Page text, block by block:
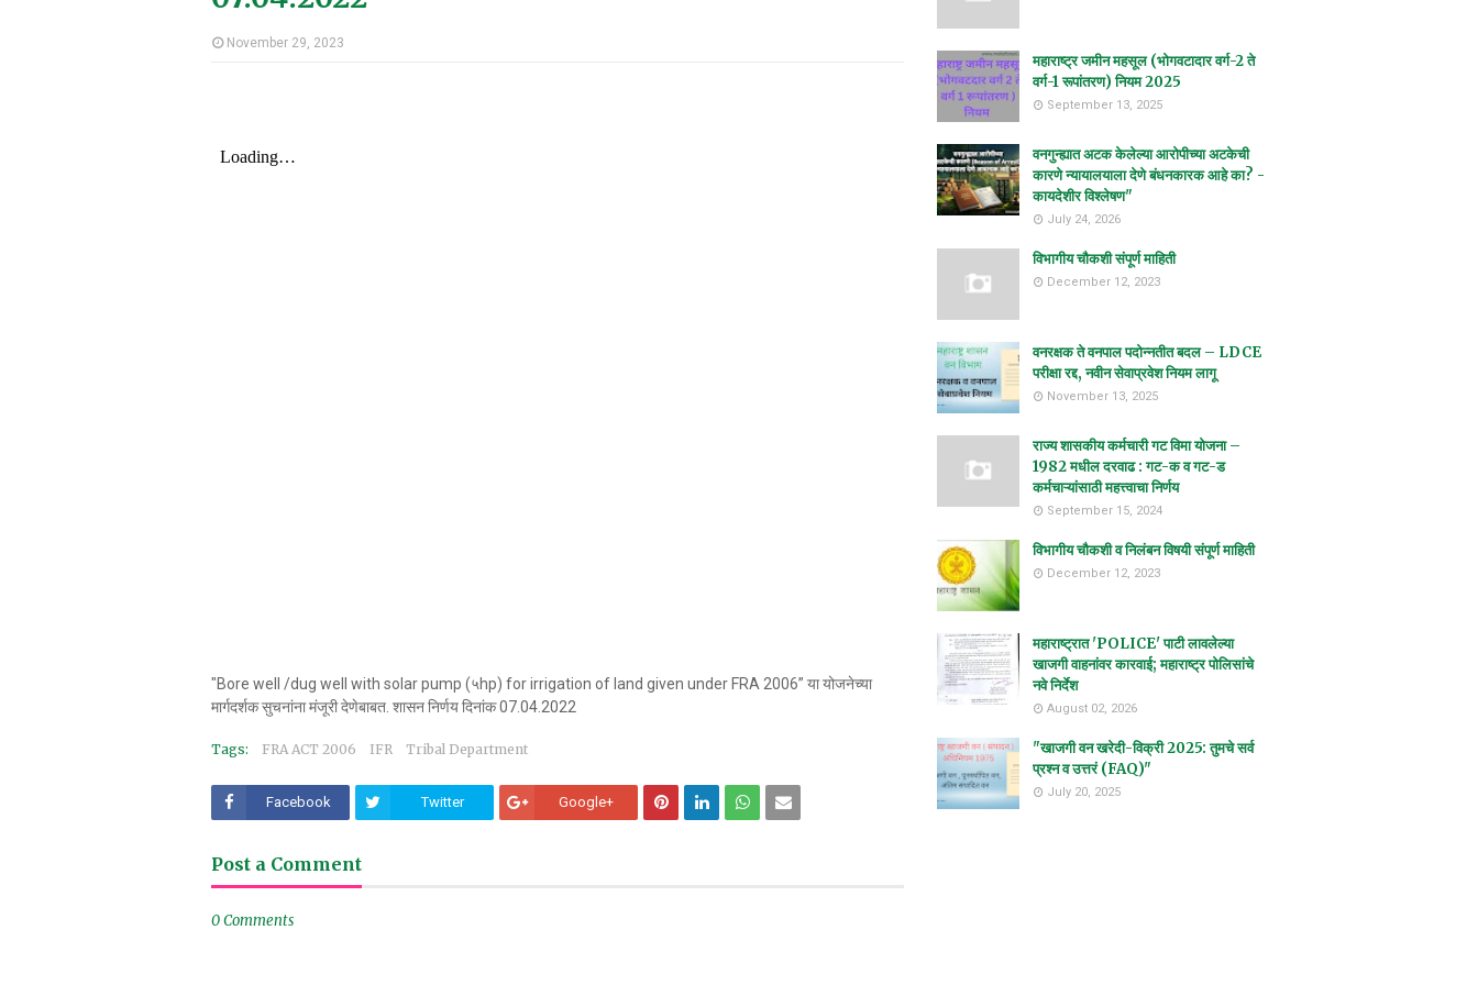
November 29, 2023
"Bore well /dug well with solar pump (५hp) for irrigation of land given under FRA 2006” या योजनेच्या
मार्गदर्शक सुचनांना मंजूरी देणेबाबत. शासन निर्णय दिनांक 07.04.2022
Tags: FRA ACT 2006 IFR Tribal Department
Facebook Twitter Google+
Post a Comment
0 Comments
महाराष्ट्र जमीन महसूल (भोगवटादार वर्ग-2 ते
वर्ग-1 रूपांतरण) नियम 2025
September 13, 2025
वनगुन्ह्यात अटक केलेल्या आरोपीच्या अटकेची
कारणे न्यायालयाला देणे बंधनकारक आहे का? -
कायदेशीर विश्लेषण"
July 24, 2026
विभागीय चौकशी संपूर्ण माहिती
December 12, 2023
वनरक्षक ते वनपाल पदोन्नतीत बदल – LDCE
परीक्षा रद्द, नवीन सेवाप्रवेश नियम लागू
November 13, 2025
राज्य शासकीय कर्मचारी गट विमा योजना –
1982 मधील दरवाढ : गट-क व गट-ड
कर्मचाऱ्यांसाठी महत्त्वाचा निर्णय
September 15, 2024
विभागीय चौकशी व निलंबन विषयी संपूर्ण माहिती
December 12, 2023
महाराष्ट्रात 'POLICE' पाटी लावलेल्या
खाजगी वाहनांवर कारवाई; महाराष्ट्र पोलिसांचे
नवे निर्देश
August 02, 2026
"खाजगी वन खरेदी-विक्री 2025: तुमचे सर्व
प्रश्न व उत्तरं (FAQ)"
July 20, 2025